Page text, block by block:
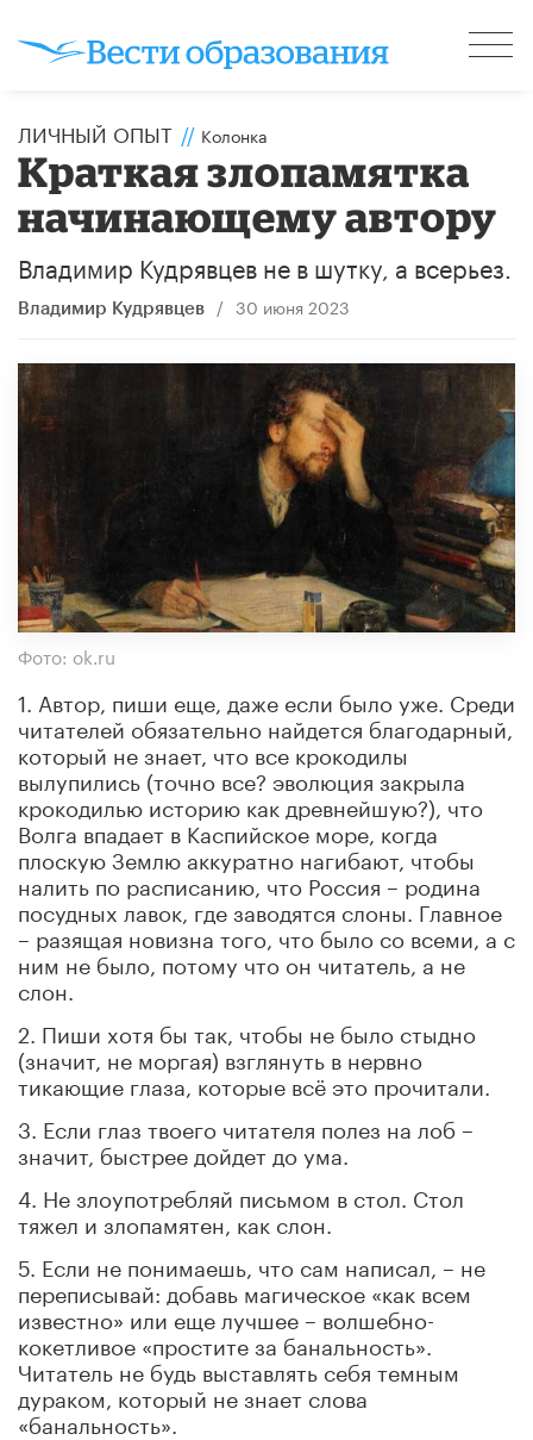
ЛИЧНЫЙ ОПЫТ // Колонка
Краткая злопамятка
начинающему автору
Владимир Кудрявцев не в шутку, а всерьез.
Владимир Кудрявцев / 30 июня 2023
Фото: ok.ru
1. Автор, пиши еще, даже если было уже. Среди
читателей обязательно найдется благодарный,
который не знает, что все крокодилы
вылупились (точно все? эволюция закрыла
крокодилью историю как древнейшую?), что
Волга впадает в Каспийское море, когда
плоскую Землю аккуратно нагибают, чтобы
налить по расписанию, что Россия – родина
посудных лавок, где заводятся слоны. Главное
– разящая новизна того, что было со всеми, а с
ним не было, потому что он читатель, а не
слон.
2. Пиши хотя бы так, чтобы не было стыдно
(значит, не моргая) взглянуть в нервно
тикающие глаза, которые всё это прочитали.
3. Если глаз твоего читателя полез на лоб –
значит, быстрее дойдет до ума.
4. Не злоупотребляй письмом в стол. Стол
тяжел и злопамятен, как слон.
5. Если не понимаешь, что сам написал, – не
переписывай: добавь магическое «как всем
известно» или еще лучшее – волшебно-
кокетливое «простите за банальность».
Читатель не будь выставлять себя темным
дураком, который не знает слова
«банальность».